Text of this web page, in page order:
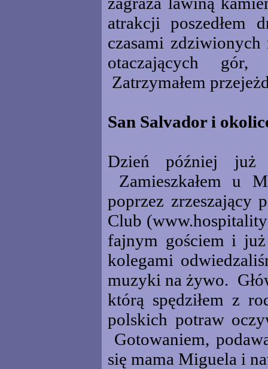
atrakcji poszedłem
czasami
otaczających gór,
Zatrzymałem
San Salvador i
Dzień później już
Zamieszkałem u
poprzez zrzeszający
Club
fajnym gościem i
kolegami
muzyki na żywo.
którą spędziłem z
polskich potraw
Gotowaniem,
się mama Miguela i